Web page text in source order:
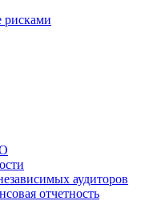
рисками
аудиторов
отчетность